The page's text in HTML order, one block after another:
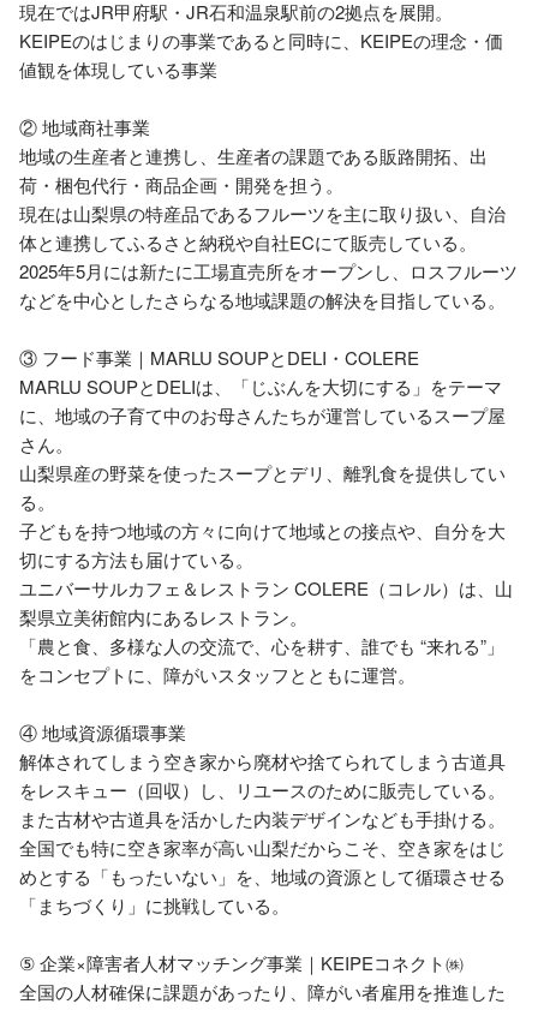
現在ではJR甲府駅・JR石和温泉駅前の2拠点を展開。
KEIPEのはじまりの事業であると同時に、KEIPEの理念・価
値観を体現している事業
② 地域商社事業
地域の生産者と連携し、生産者の課題である販路開拓、出
荷・梱包代行・商品企画・開発を担う。
現在は山梨県の特産品であるフルーツを主に取り扱い、自治
体と連携してふるさと納税や自社ECにて販売している。
2025年5月には新たに工場直売所をオープンし、ロスフルーツ
などを中心としたさらなる地域課題の解決を目指している。
③ フード事業｜MARLU SOUPとDELI・COLERE
MARLU SOUPとDELIは、「じぶんを大切にする」をテーマ
に、地域の子育て中のお母さんたちが運営しているスープ屋
さん。
山梨県産の野菜を使ったスープとデリ、離乳食を提供してい
る。
子どもを持つ地域の方々に向けて地域との接点や、自分を大
切にする方法も届けている。
ユニバーサルカフェ＆レストラン COLERE（コレル）は、山
梨県立美術館内にあるレストラン。
「農と食、多様な人の交流で、心を耕す、誰でも “来れる”」
をコンセプトに、障がいスタッフとともに運営。
④ 地域資源循環事業
解体されてしまう空き家から廃材や捨てられてしまう古道具
をレスキュー（回収）し、リユースのために販売している。
また古材や古道具を活かした内装デザインなども手掛ける。
全国でも特に空き家率が高い山梨だからこそ、空き家をはじ
めとする「もったいない」を、地域の資源として循環させる
「まちづくり」に挑戦している。
⑤ 企業×障害者人材マッチング事業｜KEIPEコネクト㈱
全国の人材確保に課題があったり、障がい者雇用を推進した